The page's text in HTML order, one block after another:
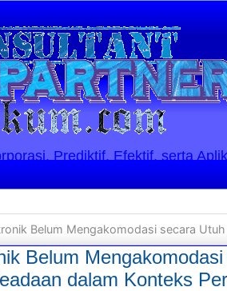
Prediktif, Efektif, serta
secara Utuh Bentuk-Bentuk Penyalahgunaan Keadaan dalam
Belum
dalam Konteks